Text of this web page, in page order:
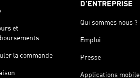
et
la commande
D'ENTREPRISE
Qui sommes nous ?
Emploi
Presse
Applications mobile